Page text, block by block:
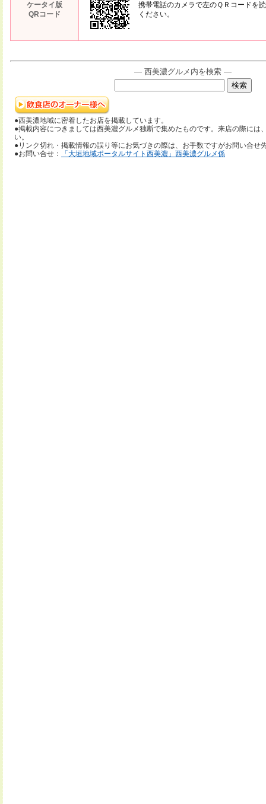
ケータイ版
QRコード
携帯電話のカメラで左のＱＲコードを
ください。
― 西美濃グルメ内を検索 ―
●西美濃地域に密着したお店を掲載しています。
●掲載内容につきましては西美濃グルメ独断で集めたものです。来店の際には
い。
●リンク切れ・掲載情報の誤り等にお気づきの際は、お手数ですがお問い合せ
●お問い合せ：
「大垣地域ポータルサイト西美濃」西美濃グルメ係